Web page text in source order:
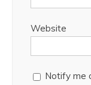
Website
Notify me